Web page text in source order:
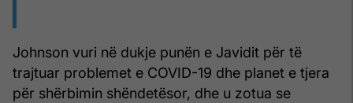
Johnson vuri në dukje punën e Javidit për të
trajtuar problemet e COVID-19 dhe planet e tjera
për shërbimin shëndetësor, dhe u zotua se